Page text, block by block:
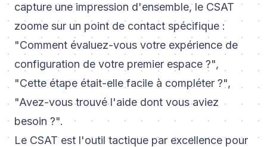
capture une impression d'ensemble, le CSAT
zoome sur un point de contact spécifique :
"Comment évaluez-vous votre expérience de
configuration de votre premier espace ?",
"Cette étape était-elle facile à compléter ?",
"Avez-vous trouvé l'aide dont vous aviez
besoin ?".
Le CSAT est l'outil tactique par excellence pour